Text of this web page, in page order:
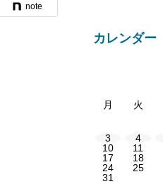
note
カレンダー
月 火
3
4
10
11
17
18
24
25
31